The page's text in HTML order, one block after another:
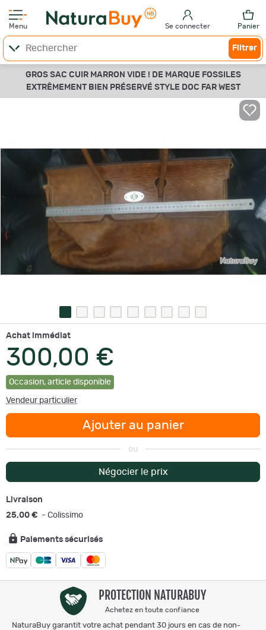
Menu Se connecter Panier
Filtrer
GROS SAC CUIR MARRON VIDE ! DE MARQUE FOSSILES
EXTRÊMEMENT BIEN PRÉSERVÉ STYLE DOC FAR WEST
Achat immédiat
300,00 €
Occasion, article disponible
Vendeur particulier
Ajouter au panier
ou
Négocier le prix
Livraison
25,00 € - Colissimo
Paiements sécurisés
PROTECTION NATURABUY
Achetez en toute confiance
NaturaBuy garantit votre achat pendant 30 jours en cas de non-